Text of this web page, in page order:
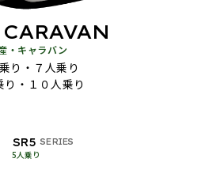
・キャラバン
CARAVAN
り・７人乗り
り・１０人乗り
SR5 SERIES
5人乗り